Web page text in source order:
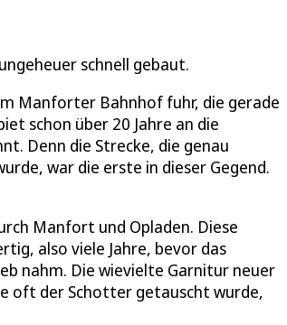
schnell gebaut.
Manforter Bahnhof fuhr, die gerade
schon über 20 Jahre an die
Denn die Strecke, die genau
war die erste in dieser Gegend.
Manfort und Opladen. Diese
also viele Jahre, bevor das
nahm. Die wievielte Garnitur neuer
oft der Schotter getauscht wurde,